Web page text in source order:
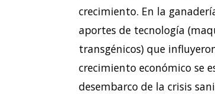
crecimiento. En la
aportes de tecnología
transgénicos) que
crecimiento económico se
desembarco de la crisis